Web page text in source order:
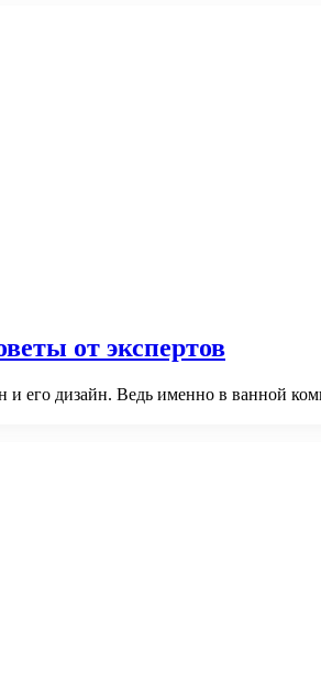
от экспертов
дизайн. Ведь именно в ванной